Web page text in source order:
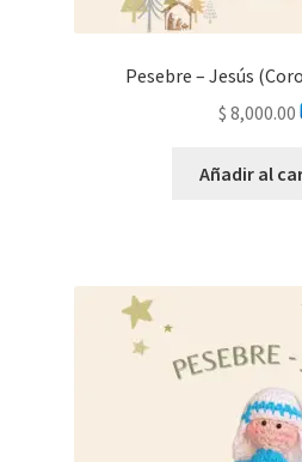
Pesebre – Jesús
$ 8,000.00
Añadir al